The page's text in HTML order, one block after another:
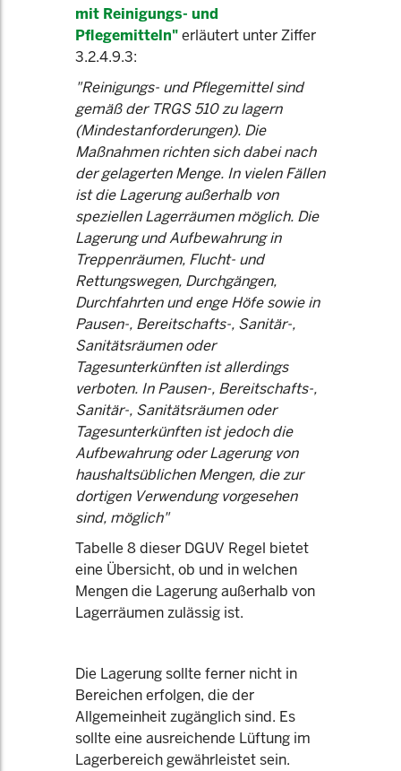
mit Reinigungs- und
Pflegemitteln"erläutert unter Ziffer
3.2.4.9.3:
"Reinigungs- und Pflegemittel sind
gemäß der TRGS 510 zu lagern
(Mindestanforderungen). Die
Maßnahmen richten sich dabei nach
der gelagerten Menge. In vielen Fällen
ist die Lagerung außerhalb von
speziellen Lagerräumen möglich. Die
Lagerung und Aufbewahrung in
Treppenräumen, Flucht- und
Rettungswegen, Durchgängen,
Durchfahrten und enge Höfe sowie in
Pausen-, Bereitschafts-, Sanitär-,
Sanitätsräumen oder
Tagesunterkünften ist allerdings
verboten. In Pausen-, Bereitschafts-,
Sanitär-, Sanitätsräumen oder
Tagesunterkünften ist jedoch die
Aufbewahrung oder Lagerung von
haushaltsüblichen Mengen, die zur
dortigen Verwendung vorgesehen
sind, möglich"
Tabelle 8 dieser DGUV Regel bietet
eine Übersicht, ob und in welchen
Mengen die Lagerung außerhalb von
Lagerräumen zulässig ist.
Die Lagerung sollte ferner nicht in
Bereichen erfolgen, die der
Allgemeinheit zugänglich sind. Es
sollte eine ausreichende Lüftung im
Lagerbereich gewährleistet sein.